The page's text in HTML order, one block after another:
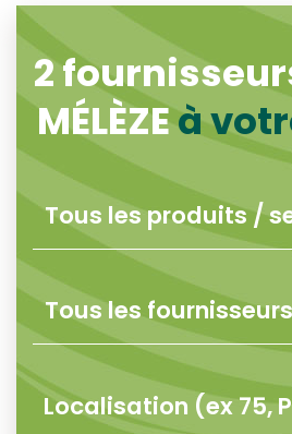
2
MÉLÈZEà